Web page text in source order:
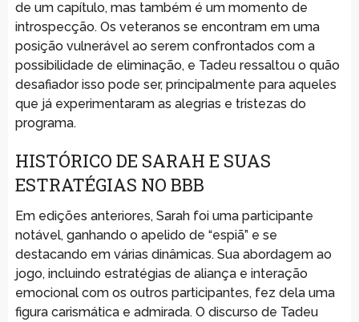
de um capítulo, mas também é um momento de
introspecção. Os veteranos se encontram em uma
posição vulnerável ao serem confrontados com a
possibilidade de eliminação, e Tadeu ressaltou o quão
desafiador isso pode ser, principalmente para aqueles
que já experimentaram as alegrias e tristezas do
programa.
HISTÓRICO DE SARAH E SUAS
ESTRATÉGIAS NO BBB
Em edições anteriores, Sarah foi uma participante
notável, ganhando o apelido de “espiã” e se
destacando em várias dinâmicas. Sua abordagem ao
jogo, incluindo estratégias de aliança e interação
emocional com os outros participantes, fez dela uma
figura carismática e admirada. O discurso de Tadeu